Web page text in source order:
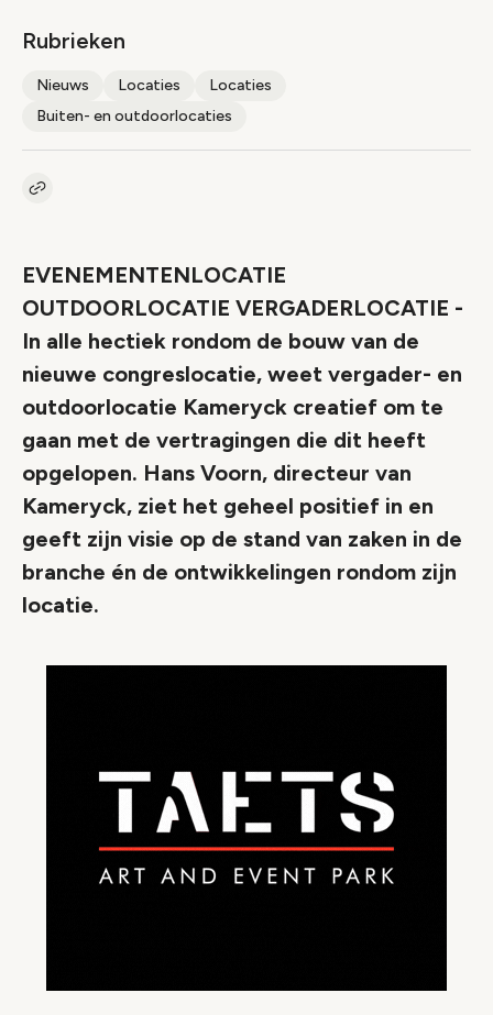
Rubrieken
Nieuws Locaties
Locaties
Buiten- en outdoorlocaties
Kopieer link naar artikel
EVENEMENTENLOCATIE
OUTDOORLOCATIE VERGADERLOCATIE -
In alle hectiek rondom de bouw van de
nieuwe congreslocatie, weet vergader- en
outdoorlocatie Kameryck creatief om te
gaan met de vertragingen die dit heeft
opgelopen. Hans Voorn, directeur van
Kameryck, ziet het geheel positief in en
geeft zijn visie op de stand van zaken in de
branche én de ontwikkelingen rondom zijn
locatie.